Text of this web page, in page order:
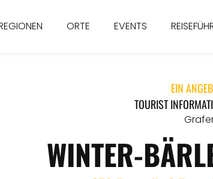
ORTE EVENTS
EIN
TOURIST
WINTER-